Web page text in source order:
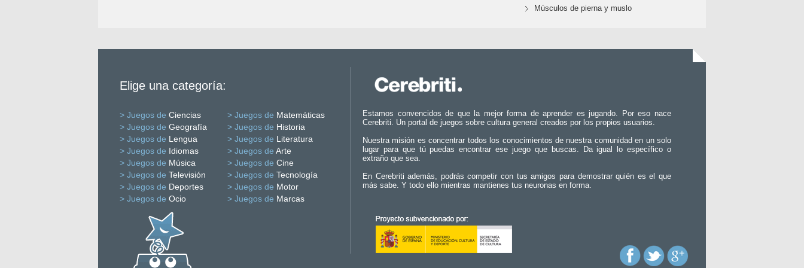
Músculos de pierna y muslo
Elige una categoría:
> Juegos de Ciencias > Juegos de Matemáticas
> Juegos de Geografía > Juegos de Historia
> Juegos de Lengua > Juegos de Literatura
> Juegos de Idiomas > Juegos de Arte
> Juegos de Música > Juegos de Cine
> Juegos de Televisión > Juegos de Tecnología
> Juegos de Deportes > Juegos de Motor
> Juegos de Ocio > Juegos de Marcas
Estamos convencidos de que la mejor forma de aprender es jugando. Por eso nace
Cerebriti. Un portal de juegos sobre cultura general creados por los propios usuarios.
Nuestra misión es concentrar todos los conocimientos de nuestra comunidad en un solo
lugar para que tú puedas encontrar ese juego que buscas. Da igual lo específico o
extraño que sea.
En Cerebriti además, podrás competir con tus amigos para demostrar quién es el que
más sabe. Y todo ello mientras mantienes tus neuronas en forma.